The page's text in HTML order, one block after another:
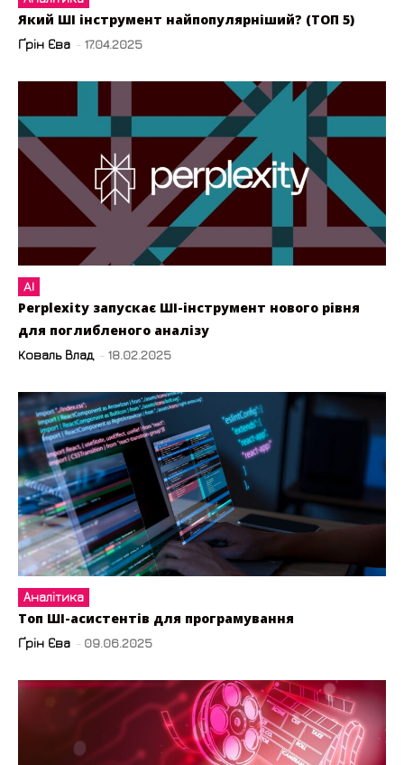
Який ШІ інструмент найпопулярніший? (ТОП 5)
Ґрін Єва - 17.04.2025
AI
Perplexity запускає ШІ-інструмент нового рівня
для поглибленого аналізу
Коваль Влад - 18.02.2025
Аналітика
Топ ШІ-асистентів для програмування
Ґрін Єва - 09.06.2025